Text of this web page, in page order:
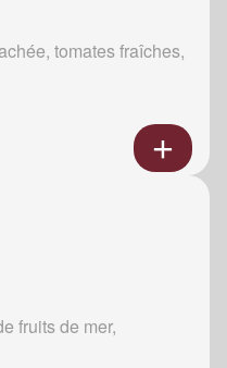
tomates fraîches,
fruits de mer,